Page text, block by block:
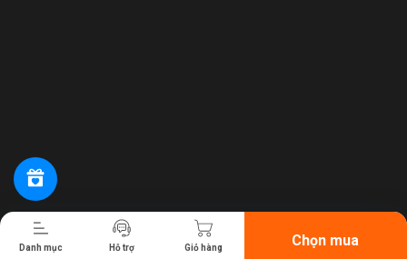
Danh mục Hỗ trợ Giỏ hàng Chọn mua
Tiến hành thanh toán